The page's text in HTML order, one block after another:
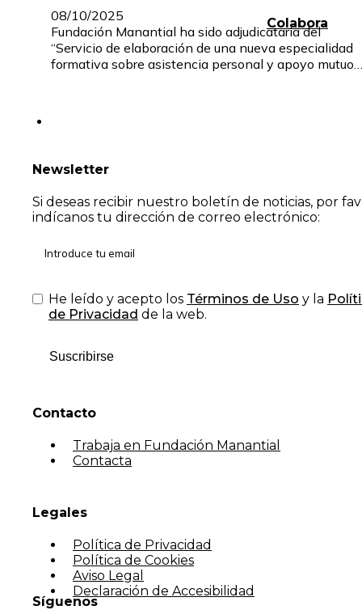
Colabora
08/10/2025
Fundación Manantial ha sido adjudicataria del
“Servicio de elaboración de una nueva especialidad
formativa sobre asistencia personal y apoyo mutuo…
Newsletter
Si deseas recibir nuestro boletín de noticias, por
indícanos tu dirección de correo electrónico:
He leído y acepto los Términos de Uso y la
de Privacidad de la web.
Suscribirse
Contacto
Trabaja en Fundación Manantial
Contacta
Legales
Política de Privacidad
Política de Cookies
Aviso Legal
Declaración de Accesibilidad
Síguenos